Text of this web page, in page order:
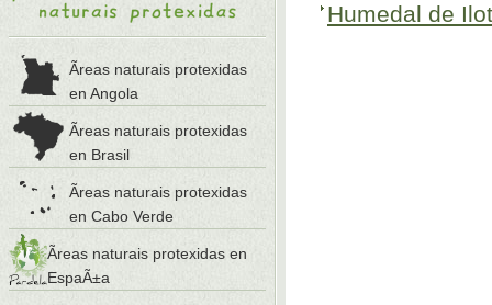
Ãreas naturais protexidas
en Angola
Ãreas naturais protexidas
en Brasil
Ãreas naturais protexidas
en Cabo Verde
Ãreas naturais protexidas en
EspaÃ±a
Humedal de